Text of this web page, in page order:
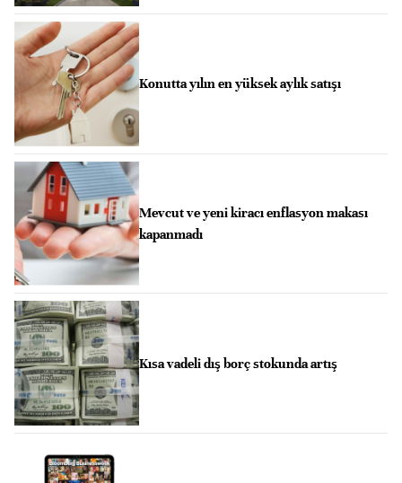
Konutta yılın en yüksek aylık satışı
Mevcut ve yeni kiracı enflasyon makası
kapanmadı
Kısa vadeli dış borç stokunda artış